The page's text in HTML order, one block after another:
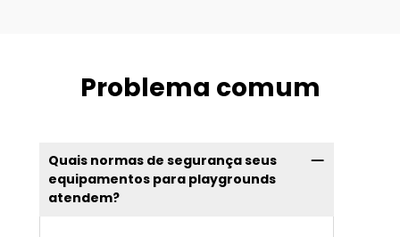
Problema comum
Quais normas de segurança seus
equipamentos para playgrounds
atendem?